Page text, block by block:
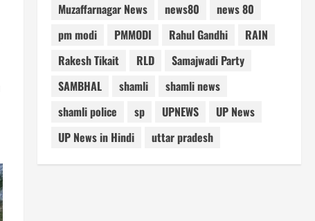
Muzaffarnagar News
news80
news 80
pm modi
PMMODI Rahul Gandhi
RAIN
Rakesh Tikait
RLD
Samajwadi Party
SAMBHAL
shamli
shamli news
shamli police
sp UPNEWS
UP News
UP News in Hindi
uttar pradesh